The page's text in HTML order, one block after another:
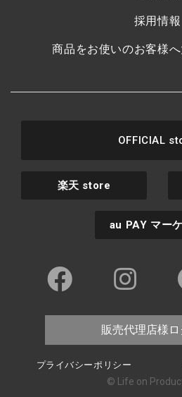
採用情報
商品をお使いのお客様
OFFICIAL
楽天 store
au PAY マー
販売代理店様
プライバシーポリシー
© Life on